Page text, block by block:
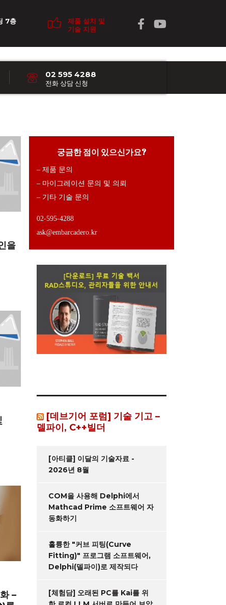
제품 설치 및
기술 지원
7층
02 595 4288
전화 상담 신청
을
–
궁금한 점이 있으신가요?
– 제품 문의
– 마이그레이션 문의 및 의뢰
– 기타 기술 문의
02-595-4288
ask@embarcadero.kr
[데브기어 포럼] 기술 기고 –
델파이, C++빌더
[아티클] 이달의 기술자료 -
2026년 8월
COM을 사용해 Delphi에서
Mathcad Prime 소프트웨어 자
동화하기
훌륭한 "커브 피팅(Curve
Fitting)" 프로그램 소프트웨어,
Delphi(델파이)로 제작되다
[체험담] 오래된 PC를 Kai를 위